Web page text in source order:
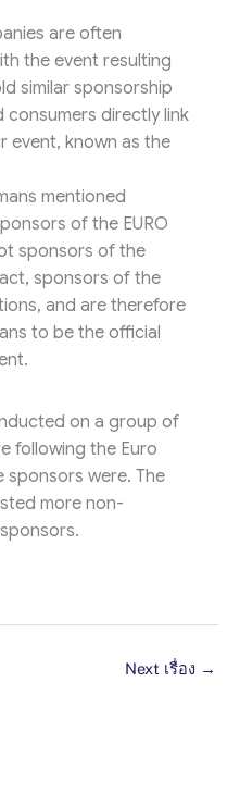
are often
the event resulting
similar sponsorship
directly link
event, known as the
mentioned
of the EURO
sponsors of the
sponsors of the
and are therefore
to be the official
on a group of
following the Euro
sponsors were. The
more non-
Next เรื่อง →